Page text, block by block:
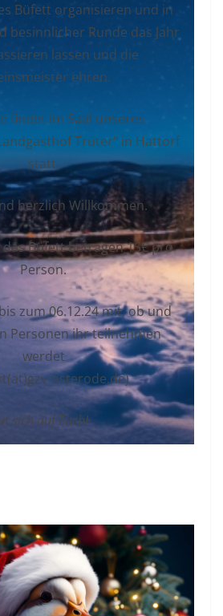
Büfett organisieren und in
besinnlicher Runde das Jahr
lassen und die
ehren.
findet im Saal unseres
Trüter“ in Hattorf
statt.
herzlich Willkommen.
Büfett betragen 15€ pro
Person.
zum 06.12.24 mit, ob und
Personen ihr teilnehmen
werdet
osterode.de)
sich auf Euch!